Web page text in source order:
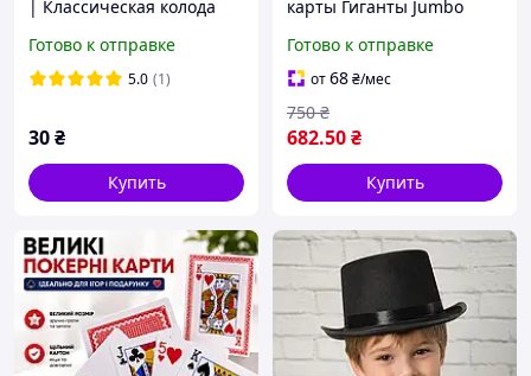
| Классическая колода
Готово к отправке
5.0 (1)
30₴
Купить
карты Гиганты Jumbo
формата А4 для шоу и
подарков
Готово к отправке
от68₴/мес
682.50₴
750 ₴
Купить